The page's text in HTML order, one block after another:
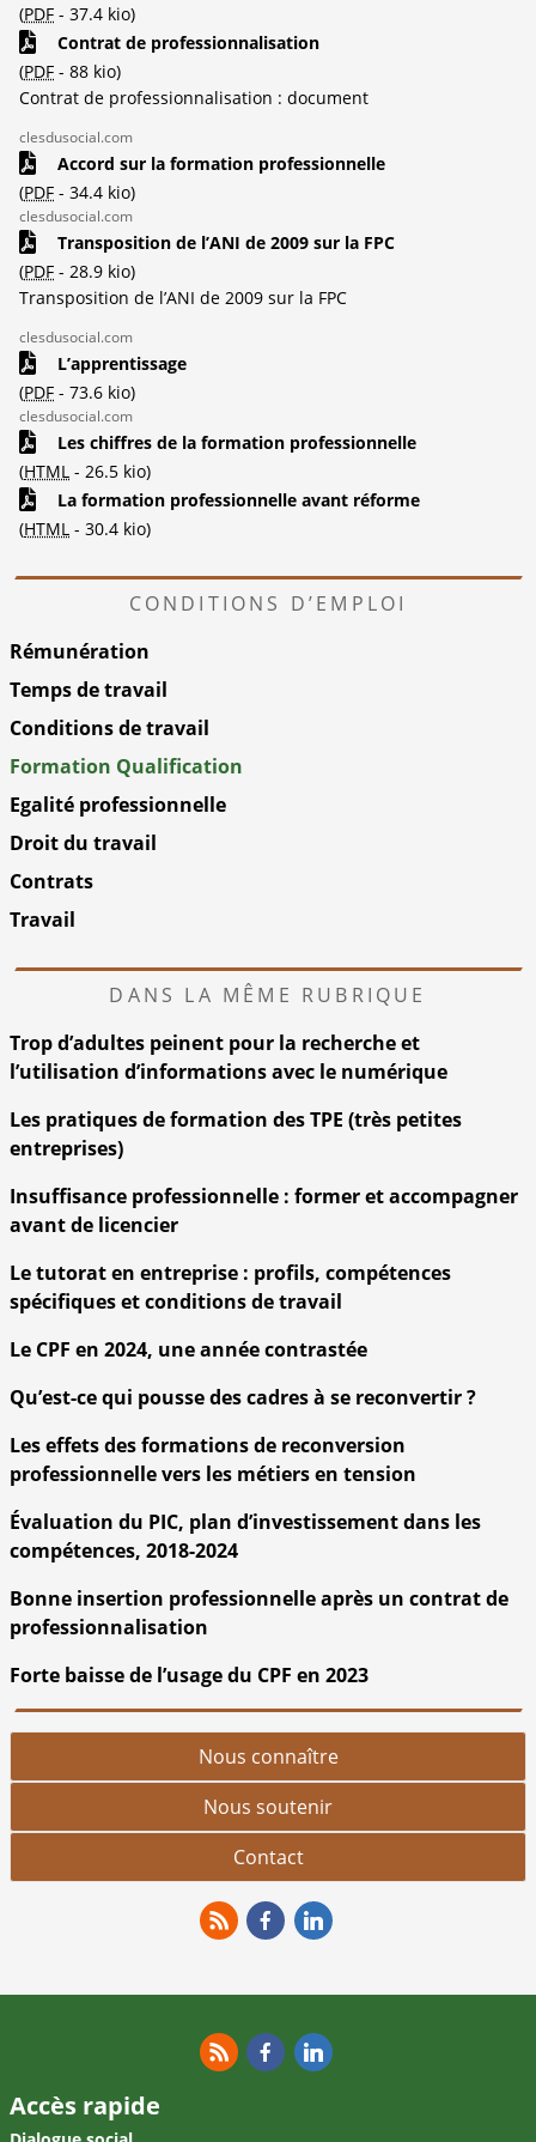
(PDF - 37.4 kio)
Contrat de professionnalisation
(PDF - 88 kio)
Contrat de professionnalisation : document
clesdusocial.com
Accord sur la formation professionnelle
(PDF - 34.4 kio)
clesdusocial.com
Transposition de l’ANI de 2009 sur la FPC
(PDF - 28.9 kio)
Transposition de l’ANI de 2009 sur la FPC
clesdusocial.com
L’apprentissage
(PDF - 73.6 kio)
clesdusocial.com
Les chiffres de la formation professionnelle
(HTML - 26.5 kio)
La formation professionnelle avant réforme
(HTML - 30.4 kio)
CONDITIONS D’EMPLOI
Rémunération
Temps de travail
Conditions de travail
Formation Qualification
Egalité professionnelle
Droit du travail
Contrats
Travail
DANS LA MÊME RUBRIQUE
Trop d’adultes peinent pour la recherche et
l’utilisation d’informations avec le numérique
Les pratiques de formation des TPE (très petites
entreprises)
Insuffisance professionnelle : former et accompagner
avant de licencier
Le tutorat en entreprise : profils, compétences
spécifiques et conditions de travail
Le CPF en 2024, une année contrastée
Qu’est-ce qui pousse des cadres à se reconvertir ?
Les effets des formations de reconversion
professionnelle vers les métiers en tension
Évaluation du PIC, plan d’investissement dans les
compétences, 2018-2024
Bonne insertion professionnelle après un contrat de
professionnalisation
Forte baisse de l’usage du CPF en 2023
Nous connaître
Nous soutenir
Contact
Accès rapide